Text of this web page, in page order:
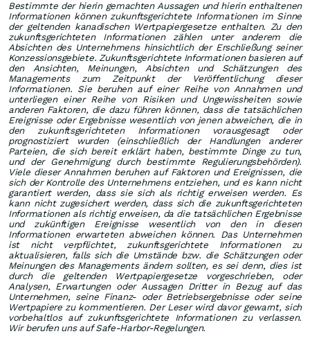
Bestimmte der hierin gemachten Aussagen und hierin enthaltenen
Informationen können zukunftsgerichtete Informationen im Sinne
der geltenden kanadischen Wertpapiergesetze enthalten. Zu den
zukunftsgerichteten Informationen zählen unter anderem die
Absichten des Unternehmens hinsichtlich der Erschließung seiner
Konzessionsgebiete. Zukunftsgerichtete Informationen basieren auf
den Ansichten, Meinungen, Absichten und Schätzungen des
Managements zum Zeitpunkt der Veröffentlichung dieser
Informationen. Sie beruhen auf einer Reihe von Annahmen und
unterliegen einer Reihe von Risiken und Ungewissheiten sowie
anderen Faktoren, die dazu führen können, dass die tatsächlichen
Ereignisse oder Ergebnisse wesentlich von jenen abweichen, die in
den zukunftsgerichteten Informationen vorausgesagt oder
prognostiziert wurden (einschließlich der Handlungen anderer
Parteien, die sich bereit erklärt haben, bestimmte Dinge zu tun,
und der Genehmigung durch bestimmte Regulierungsbehörden).
Viele dieser Annahmen beruhen auf Faktoren und Ereignissen, die
sich der Kontrolle des Unternehmens entziehen, und es kann nicht
garantiert werden, dass sie sich als richtig erweisen werden. Es
kann nicht zugesichert werden, dass sich die zukunftsgerichteten
Informationen als richtig erweisen, da die tatsächlichen Ergebnisse
und zukünftigen Ereignisse wesentlich von den in diesen
Informationen erwarteten abweichen können. Das Unternehmen
ist nicht verpflichtet, zukunftsgerichtete Informationen zu
aktualisieren, falls sich die Umstände bzw. die Schätzungen oder
Meinungen des Managements ändern sollten, es sei denn, dies ist
durch die geltenden Wertpapiergesetze vorgeschrieben, oder
Analysen, Erwartungen oder Aussagen Dritter in Bezug auf das
Unternehmen, seine Finanz- oder Betriebsergebnisse oder seine
Wertpapiere zu kommentieren. Der Leser wird davor gewarnt, sich
vorbehaltlos auf zukunftsgerichtete Informationen zu verlassen.
Wir berufen uns auf Safe-Harbor-Regelungen.